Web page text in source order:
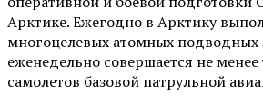
Арктике. Ежегодно в Арктику
многоцелевых атомных подводных
еженедельно совершается не менее
самолетов базовой патрульной